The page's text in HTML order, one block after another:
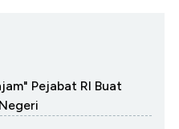
Pejabat RI Buat